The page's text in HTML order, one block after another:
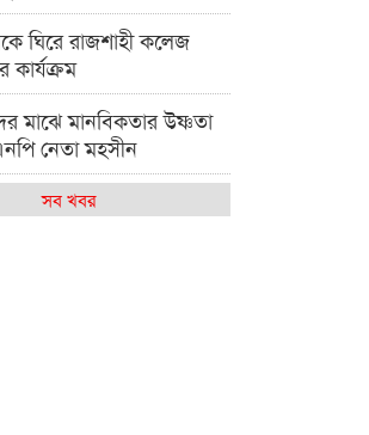
ঘিরে রাজশাহী কলেজ
কার্যক্রম
মাঝে মানবিকতার উষ্ণতা
নেতা মহসীন
কলেজের মিষ্টি বিকেল
সব খবর